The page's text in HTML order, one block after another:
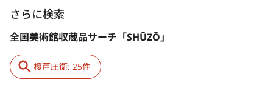
さらに検索
全国美術館収蔵品サーチ「SHŪZŌ」
榎戸庄衛: 25件